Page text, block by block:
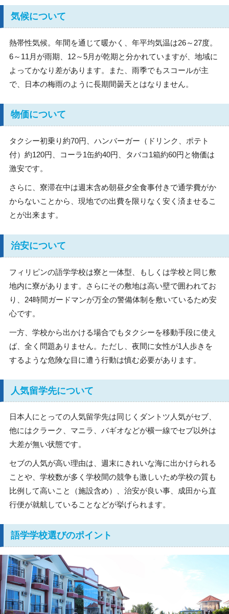
気候について
熱帯性気候。年間を通じて暖かく、年平均気温は26～27度。
6～11月が雨期、12～5月が乾期と分かれていますが、地域に
よってかなり差があります。また、雨季でもスコールが主
で、日本の梅雨のように長期間曇天とはなりません。
物価について
タクシー初乗り約70円、ハンバーガー（ドリンク、ポテト
付）約120円、コーラ1缶約40円、タバコ1箱約60円と物価は
激安です。
さらに、寮滞在中は週末含め朝昼夕全食事付きで通学費がか
からないことから、現地での出費を限りなく安く済ませるこ
とが出来ます。
治安について
フィリピンの語学学校は寮と一体型、もしくは学校と同じ敷
地内に寮があります。さらにその敷地は高い壁で囲われてお
り、24時間ガードマンが万全の警備体制を敷いているため安
心です。
一方、学校から出かける場合でもタクシーを移動手段に使え
ば、全く問題ありません。ただし、夜間に女性が1人歩きを
するような危険な目に遭う行動は慎む必要があります。
人気留学先について
日本人にとっての人気留学先は同じくダントツ人気がセブ、
他にはクラーク、マニラ、バギオなどが横一線でセブ以外は
大差が無い状態です。
セブの人気が高い理由は、週末にきれいな海に出かけられる
ことや、学校数が多く学校間の競争も激しいため学校の質も
比例して高いこと（施設含め）、治安が良い事、成田から直
行便が就航していることなどが挙げられます。
語学学校選びのポイント